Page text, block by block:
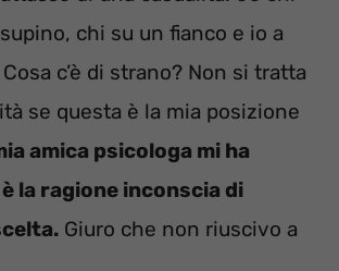
chi su un fianco e io a
c’è di strano? Non si tratta
se questa è la mia posizione
amica psicologa mi ha
la ragione inconscia di
Giuro che non riuscivo a